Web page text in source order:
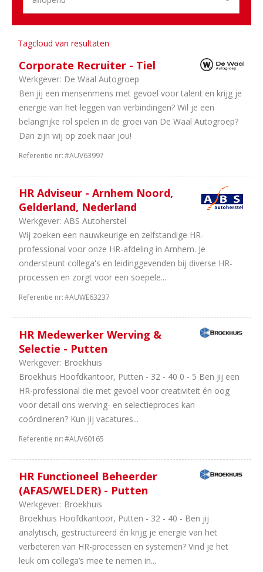
Leasing
Autoverhuur
Banden
wielen
Aantal
uren
32
38
uur
overleg
24
uur
40
uur
Tagcloud van resultaten
Corporate Recruiter - Tiel
Werkgever: De Waal Autogroep
Ben jij een mensenmens met gevoel voor talent en krijg je
energie van het leggen van verbindingen? Wil je een
belangrijke rol spelen in de groei van De Waal Autogroep?
Dan zijn wij op zoek naar jou!
Referentie nr:#AUV63997
HR Adviseur - Arnhem Noord,
Gelderland, Nederland
Werkgever: ABS Autoherstel
Wij zoeken een nauwkeurige en zelfstandige HR-
professional voor onze HR-afdeling in Arnhem. Je
ondersteunt collega's en leidinggevenden bij diverse HR-
processen en zorgt voor een soepele...
Referentie nr:#AUWE63237
HR Medewerker Werving &
Selectie - Putten
Werkgever: Broekhuis
Broekhuis Hoofdkantoor, Putten - 32 - 40 0 - 5 Ben jij een
HR-professional die met gevoel voor creativiteit én oog
voor detail ons werving- en selectieproces kan
coördineren? Kun jij vacatures...
Referentie nr:#AUV60165
HR Functioneel Beheerder
(AFAS/WELDER) - Putten
Werkgever: Broekhuis
Broekhuis Hoofdkantoor, Putten - 32 - 40 - Ben jij
analytisch, gestructureerd én krijg je energie van het
verbeteren van HR-processen en systemen? Vind je het
leuk om collega’s mee te nemen in...